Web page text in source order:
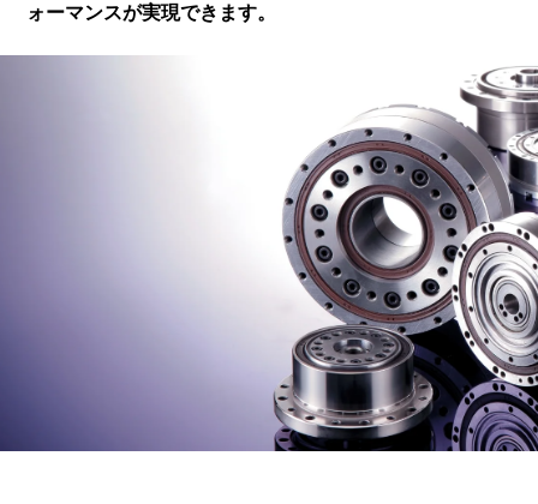
ォーマンスが実現できます。